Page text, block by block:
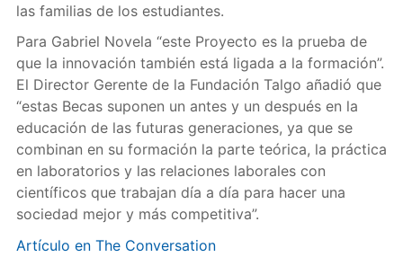
las familias de los estudiantes.
Para Gabriel Novela “este Proyecto es la prueba de
que la innovación también está ligada a la formación”.
El Director Gerente de la Fundación Talgo añadió que
“estas Becas suponen un antes y un después en la
educación de las futuras generaciones, ya que se
combinan en su formación la parte teórica, la práctica
en laboratorios y las relaciones laborales con
científicos que trabajan día a día para hacer una
sociedad mejor y más competitiva”.
Artículo en The Conversation